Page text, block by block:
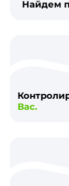
Найдем
Вас.